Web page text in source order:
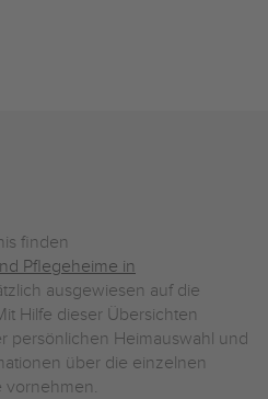
finden
Pflegeheime in
ausgewiesen auf die
Hilfe dieser Übersichten
persönlichen Heimauswahl und
über die einzelnen
vornehmen.